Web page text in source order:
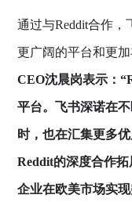
通过与Reddit合作
更广阔的平台和更加
CEO沈晨岗表示：
平台。飞书深诺在
时，也在汇集更多
Reddit的深度合作
企业在欧美市场实